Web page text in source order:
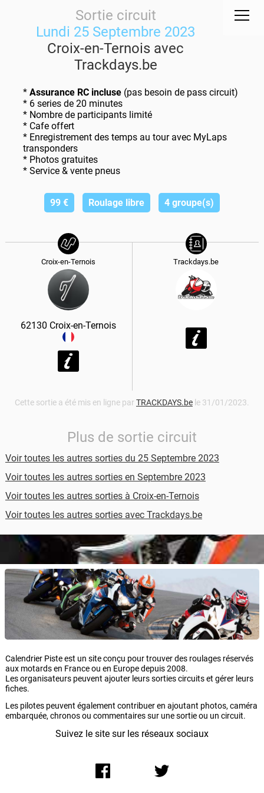
Sortie circuit
Lundi 25 Septembre 2023
Croix-en-Ternois avec
Trackdays.be
* Assurance RC incluse(pas besoin de pass circuit)
* 6 series de 20 minutes
* Nombre de participants limité
* Cafe offert
* Enregistrement des temps au tour avec MyLaps
transponders
* Photos gratuites
* Service & vente pneus
99 € Roulage libre 4 groupe(s)
Croix-en-Ternois
62130 Croix-en-Ternois
Trackdays.be
Cette sortie a été mis en ligne par TRACKDAYS.bele 31/01/2023.
Plus de sortie circuit
Voir toutes les autres sorties du 25 Septembre 2023
Voir toutes les autres sorties en Septembre 2023
Voir toutes les autres sorties à Croix-en-Ternois
Voir toutes les autres sorties avec Trackdays.be
Calendrier Piste est un site conçu pour trouver des roulages réservés
aux motards en France ou en Europe depuis 2008.
Les organisateurs peuvent ajouter leurs sorties circuits et gérer leurs
fiches.
Les pilotes peuvent également contribuer en ajoutant photos, caméra
embarquée, chronos ou commentaires sur une sortie ou un circuit.
Suivez le site sur les réseaux sociaux